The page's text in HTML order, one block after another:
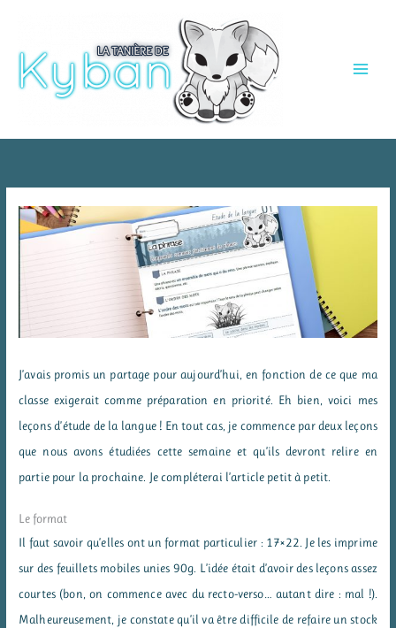
contenu
J’avais promis un partage pour aujourd’hui, en fonction de ce que ma
classe exigerait comme préparation en priorité. Eh bien, voici mes
leçons d’étude de la langue ! En tout cas, je commence par deux leçons
que nous avons étudiées cette semaine et qu’ils devront relire en
partie pour la prochaine. Je compléterai l’article petit à petit.
Le format
Il faut savoir qu’elles ont un format particulier : 17×22. Je les imprime
sur des feuillets mobiles unies 90g. L’idée était d’avoir des leçons assez
courtes (bon, on commence avec du recto-verso… autant dire : mal !).
Malheureusement, je constate qu’il va être difficile de refaire un stock